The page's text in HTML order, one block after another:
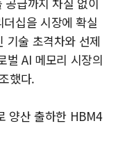
십을 시장에 확실
기술 초격차와 선제
벌 AI 메모리 시장의
했다.
양산 출하한 HBM4